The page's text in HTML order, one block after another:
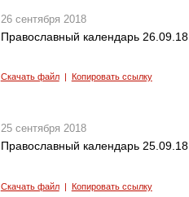
26 сентября 2018
Православный календарь 26.09.18
Скачать файл| Копировать ссылку
25 сентября 2018
Православный календарь 25.09.18
Скачать файл| Копировать ссылку